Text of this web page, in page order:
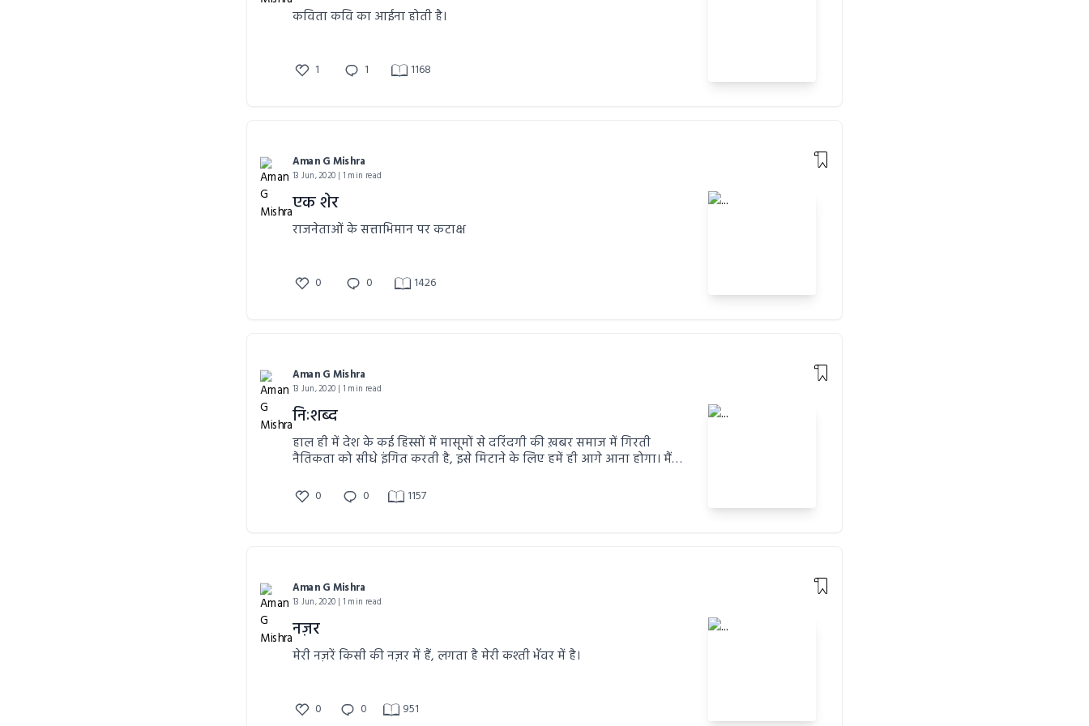
कविता कवि का आईना होती है।
1 1 1168
Aman G Mishra
13 Jun, 2020 | 1 min read
एक शेर
राजनेताओं के सत्ताभिमान पर कटाक्ष
0 0 1426
Aman G Mishra
13 Jun, 2020 | 1 min read
निःशब्द
हाल ही में देश के कई हिस्सों में मासूमों से दरिंदगी की ख़बर समाज में गिरती
नैतिकता को सीधे इंगित करती है, इसे मिटाने के लिए हमें ही आगे आना होगा। मैं
को अंजाम देने में अपना योगदान दें।
0 0 1157
Aman G Mishra
13 Jun, 2020 | 1 min read
नज़र
मेरी नज़रें किसी की नज़र में हैं, लगता है मेरी कश्ती भँवर में है।
0 0 951